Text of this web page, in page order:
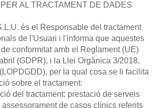
AL TRACTAMENT DE DADES
és el Responsable del tractament
de l'Usuari i l'informa que aquestes
conformitat amb el Reglament (UE)
(GDPR), i la Llei Orgànica 3/2018,
per la qual cosa se li facilita
sobre el tractament:
del tractament: prestació de serveis
de casos clínics referits